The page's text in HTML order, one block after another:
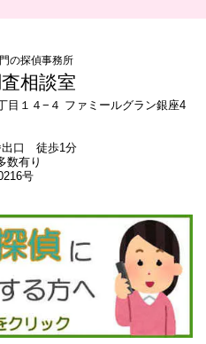
の探偵事務所
相談室
１４−４ ファミールグラン銀座4
出口 徒歩1分
数有り
号